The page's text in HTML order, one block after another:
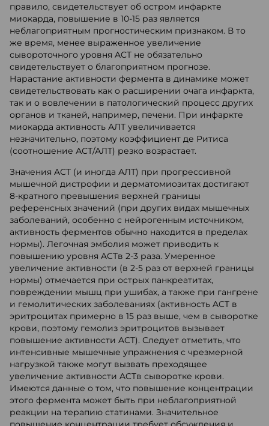
правило, свидетельствует об остром инфаркте
миокарда, повышение в 10-15 раз является
неблагоприятным прогностическим признаком. В то
же время, менее выраженное увеличение
сывороточного уровня ACT не обязательно
свидетельствует о благоприятном прогнозе.
Нарастание активности фермента в динамике может
свидетельствовать как о расширении очага инфаркта,
так и о вовлечении в патологический процесс других
органов и тканей, например, печени. При инфаркте
миокарда активность АЛТ увеличивается
незначительно, поэтому коэффициент де Ритиса
(соотношение АСТ/АЛТ) резко возрастает.
Значения ACT (и иногда АЛТ) при прогрессивной
мышечной дистрофии и дерматомиозитах достигают
8-кратного превышения верхней границы
референсных значений (при других видах мышечных
заболеваний, особенно с нейрогенным источником,
активность ферментов обычно находится в пределах
нормы). Легочная эмболия может приводить к
повышению уровня ACTв 2-3 раза. Умеренное
увеличение активности (в 2-5 раз от верхней границы
нормы) отмечается при острых панкреатитах,
повреждении мышц при ушибах, а также при гангрене
и гемолитических заболеваниях (активность ACT в
эритроцитах примерно в 15 раз выше, чем в сыворотке
крови, поэтому гемолиз эритроцитов вызывает
повышение активности ACT). Следует отметить, что
интенсивные мышечные упражнения с чрезмерной
нагрузкой также могут вызвать преходящее
увеличение активности ACTв сыворотке крови.
Имеются данные о том, что повышение концентрации
этого фермента может быть при неблагоприятной
реакции на терапию статинами. Значительное